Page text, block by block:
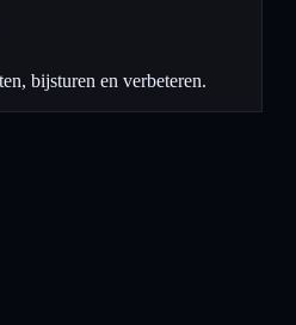
bijsturen en verbeteren.